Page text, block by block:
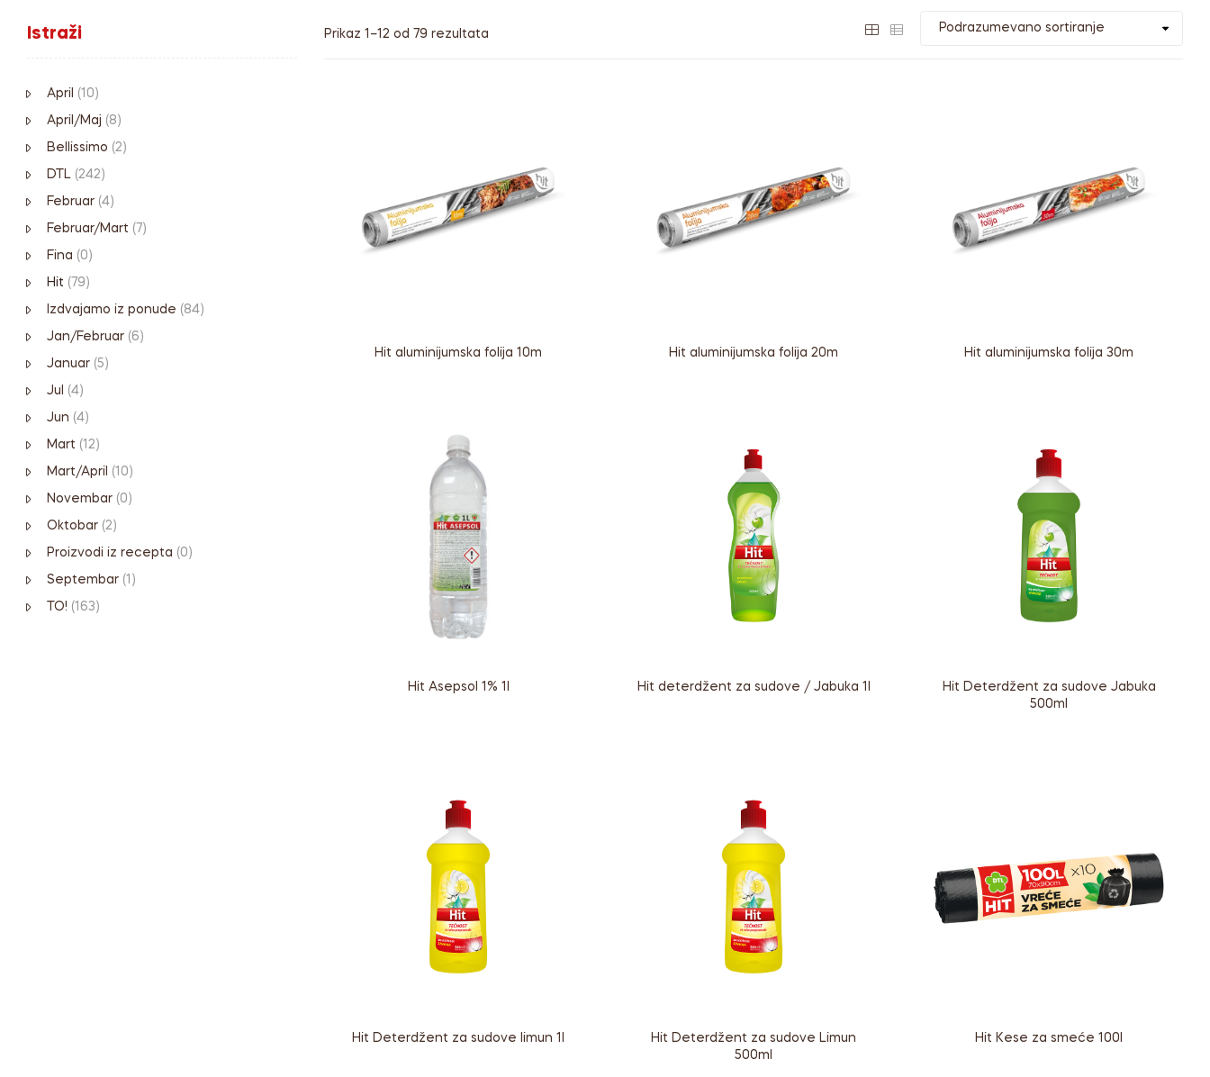
Prikaz 1–12 od 79 rezultata
Hit aluminijumska folija 10m Hit aluminijumska folija 20m Hit aluminijumska folija 30m
Hit Asepsol 1% 1l Hit deterdžent za sudove / Jabuka 1l
Hit Deterdžent za sudove Jabuka
500ml
Hit Deterdžent za sudove limun 1l
Hit Deterdžent za sudove Limun
500ml
Hit Kese za smeće 100l
Istraži
April (10)
April/Maj (8)
Bellissimo (2)
DTL (242)
Februar (4)
Februar/Mart (7)
Fina (0)
Hit (79)
Izdvajamo iz ponude (84)
Jan/Februar (6)
Januar (5)
Jul (4)
Jun (4)
Mart (12)
Mart/April (10)
Novembar (0)
Oktobar (2)
Proizvodi iz recepta (0)
Septembar (1)
TO! (163)